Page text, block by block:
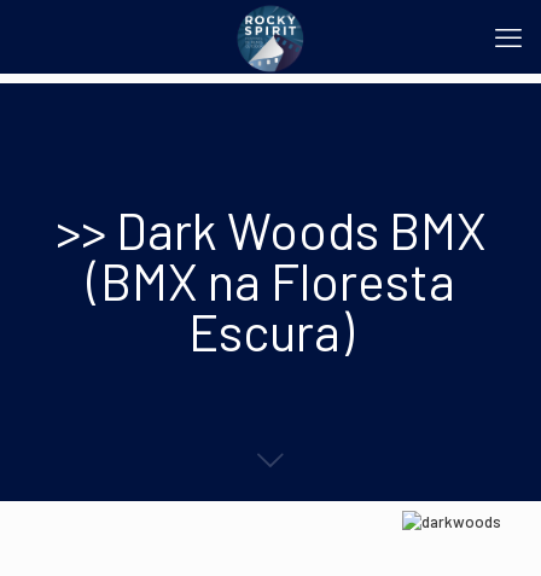
>> Dark Woods BMX
(BMX na Floresta
Escura)